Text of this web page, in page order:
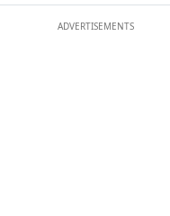
ADVERTISEMENTS